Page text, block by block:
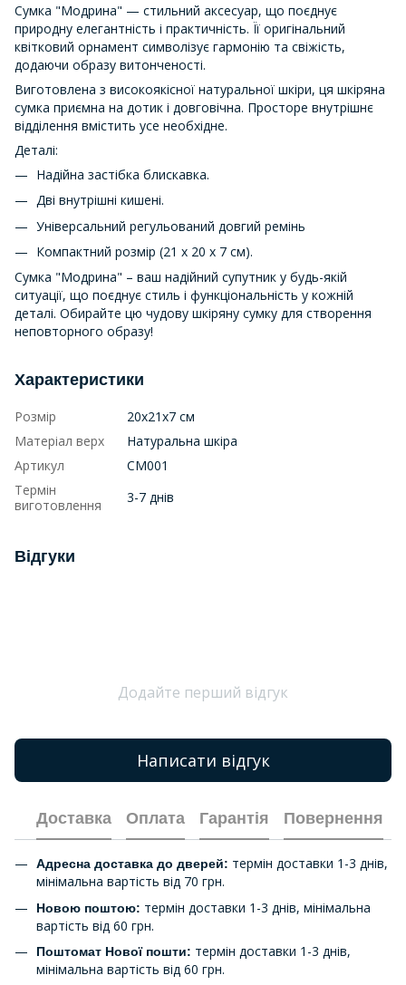
Сумка "Модрина" — стильний аксесуар, що поєднує
природну елегантність і практичність. Її оригінальний
квітковий орнамент символізує гармонію та свіжість,
додаючи образу витонченості.
Виготовлена з високоякісної натуральної шкіри, ця шкіряна
сумка приємна на дотик і довговічна. Просторе внутрішнє
відділення вмістить усе необхідне.
Деталі:
Надійна застібка блискавка.
Дві внутрішні кишені.
Універсальний регульований довгий ремінь
Компактний розмір (21 х 20 х 7 см).
Сумка "Модрина" – ваш надійний супутник у будь-якій
ситуації, що поєднує стиль і функціональність у кожній
деталі. Обирайте цю чудову шкіряну сумку для створення
неповторного образу!
Характеристики
Розмір
20х21х7 см
Матеріал верх
Натуральна шкіра
Артикул
СМ001
Термін
виготовлення
3-7 днів
Відгуки
Додайте перший відгук
Написати відгук
Доставка Оплата Гарантія Повернення
Адресна доставка до дверей: термін доставки 1-3 днів,
мінімальна вартість від 70 грн.
Новою поштою: термін доставки 1-3 днів, мінімальна
вартість від 60 грн.
Поштомат Нової пошти: термін доставки 1-3 днів,
мінімальна вартість від 60 грн.